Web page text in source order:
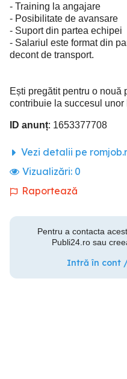
- Training la angajare
- Posibilitate de avansare
- Suport din partea echipei
- Salariul este format din
decont de transport.
Ești pregătit pentru o nouă
contribuie la succesul unor
ID anunț: 1653377708
Vezi detalii pe
Vizualizări: 0
Raportează
Pentru a contacta
Publi24.ro sau
Intră în cont